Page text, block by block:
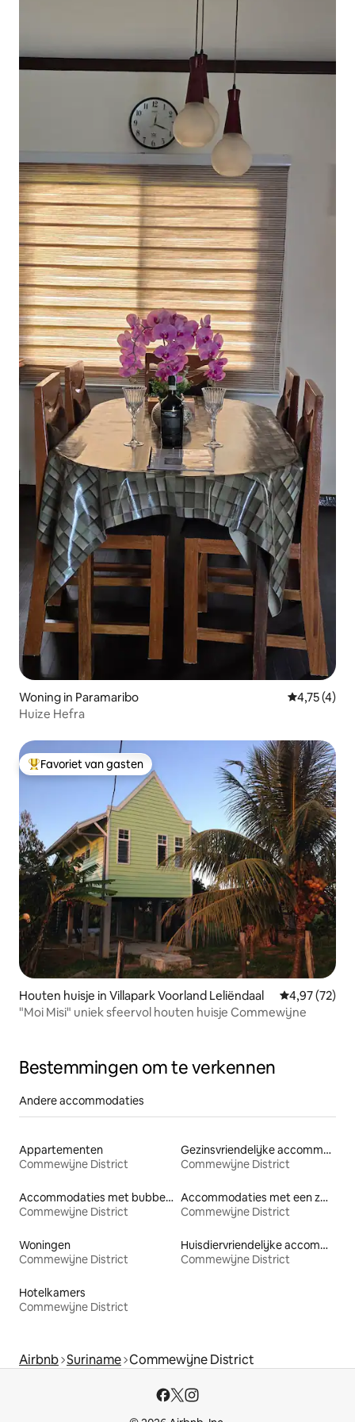
Woning in Paramaribo
4,75 (4)
Huize Hefra
Topfavoriet van gasten
Favoriet van gasten
Houten huisje in Villapark Voorland Leliëndaal Gemiddelde
4,97 (72)
"Moi Misi" uniek sfeervol houten huisje Commewijne
Bestemmingen om te verkennen
Andere accommodaties
Appartementen
Commewijne District
Gezinsvriendelijke accommodaties
Commewijne District
Accommodaties met bubbelbad
Commewijne District
Accommodaties met een zwembad
Commewijne District
Woningen
Commewijne District
Huisdiervriendelijke accommodaties
Commewijne District
Hotelkamers
Commewijne District
Airbnb Suriname Commewijne District